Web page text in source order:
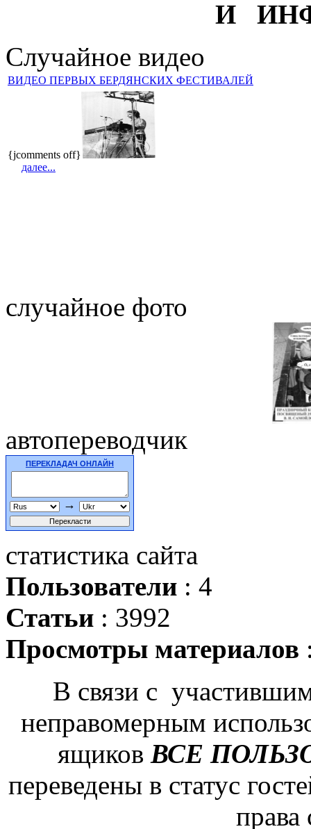
И
Случайное видео
ВИДЕО ПЕРВЫХ БЕРДЯНСКИХ ФЕСТИВАЛЕЙ
{jcomments off}
далее...
случайное фото
автопереводчик
ПЕРЕКЛАДАЧ ОНЛАЙН
→
статистика сайта
Пользователи : 4
Статьи : 3992
Просмотры материалов
В связи с
неправомерным
ящиков ВСЕ
переведены в статус